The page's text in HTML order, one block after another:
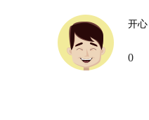
开心
0